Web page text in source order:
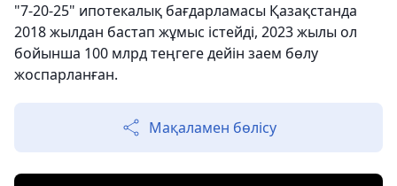
"7-20-25" ипотекалық бағдарламасы Қазақстанда
2018 жылдан бастап жұмыс істейді, 2023 жылы ол
бойынша 100 млрд теңгеге дейін заем бөлу
жоспарланған.
Мақаламен бөлісу